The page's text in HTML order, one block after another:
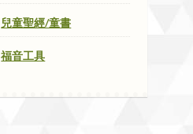
兒童聖經/童書
福音工具